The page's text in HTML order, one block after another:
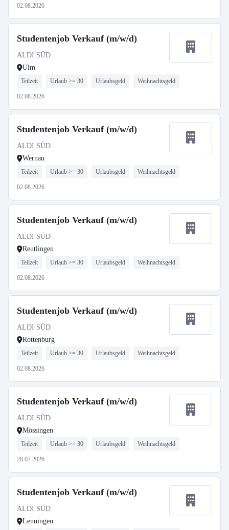
02.08.2026
Studentenjob Verkauf (m/w/d)
ALDI SÜD
Ulm
Teilzeit Urlaub >= 30 Urlaubsgeld Weihnachtsgeld
02.08.2026
Studentenjob Verkauf (m/w/d)
ALDI SÜD
Wernau
Teilzeit Urlaub >= 30 Urlaubsgeld Weihnachtsgeld
02.08.2026
Studentenjob Verkauf (m/w/d)
ALDI SÜD
Reutlingen
Teilzeit Urlaub >= 30 Urlaubsgeld Weihnachtsgeld
02.08.2026
Studentenjob Verkauf (m/w/d)
ALDI SÜD
Rottenburg
Teilzeit Urlaub >= 30 Urlaubsgeld Weihnachtsgeld
02.08.2026
Studentenjob Verkauf (m/w/d)
ALDI SÜD
Mössingen
Teilzeit Urlaub >= 30 Urlaubsgeld Weihnachtsgeld
28.07.2026
Studentenjob Verkauf (m/w/d)
ALDI SÜD
Lenningen